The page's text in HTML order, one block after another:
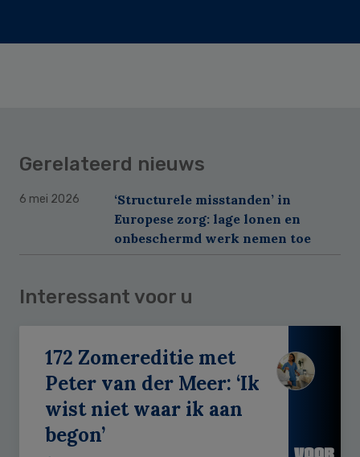
Gerelateerd nieuws
6 mei 2026
‘Structurele misstanden’ in
Europese zorg: lage lonen en
onbeschermd werk nemen toe
Interessant voor u
172 Zomereditie met
Peter van der Meer: ‘Ik
wist niet waar ik aan
begon’